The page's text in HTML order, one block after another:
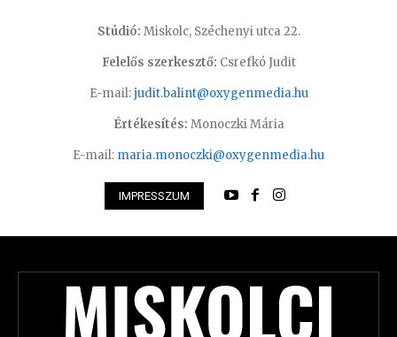
Stúdió: Miskolc, Széchenyi utca 22.
Felelős szerkesztő: Csrefkó Judit
E-mail:judit.balint@oxygenmedia.hu
Értékesítés: Monoczki Mária
E-mail: maria.monoczki@oxygenmedia.hu
IMPRESSZUM